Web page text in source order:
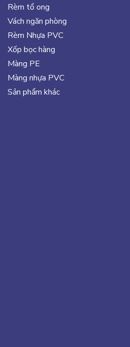
Rèm tổ ong
Vách ngăn phòng
Rèm Nhựa PVC
Xốp bọc hàng
Màng PE
Màng nhựa PVC
Sản phẩm khác